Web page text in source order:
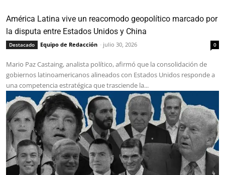
América Latina vive un reacomodo geopolítico marcado por
la disputa entre Estados Unidos y China
Destacado Equipo de Redacción - julio 30, 2026 0
Mario Paz Castaing, analista político, afirmó que la consolidación de
gobiernos latinoamericanos alineados con Estados Unidos responde a
una competencia estratégica que trasciende la...